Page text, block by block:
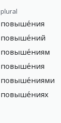
plural
повыше́ния
повыше́ний
повыше́ниям
повыше́ния
повыше́ниями
повыше́ниях